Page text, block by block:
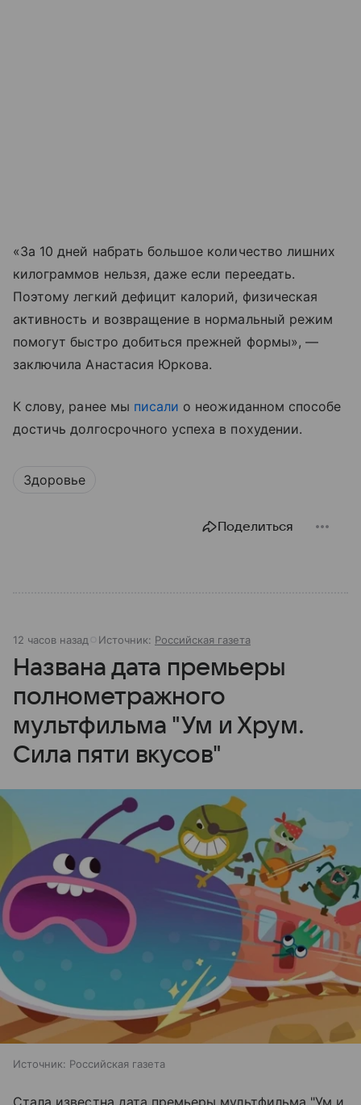
«За 10 дней набрать большое количество лишних
килограммов нельзя, даже если переедать.
Поэтому легкий дефицит калорий, физическая
активность и возвращение в нормальный режим
помогут быстро добиться прежней формы», —
заключила Анастасия Юркова.
К слову, ранее мы писали о неожиданном способе
достичь долгосрочного успеха в похудении.
Здоровье
Поделиться
12 часов назад Источник: Российская газета
Названа дата премьеры
полнометражного
мультфильма "Ум и Хрум.
Сила пяти вкусов"
Источник: Российская газета
Стала известна дата премьеры мультфильма "Ум и